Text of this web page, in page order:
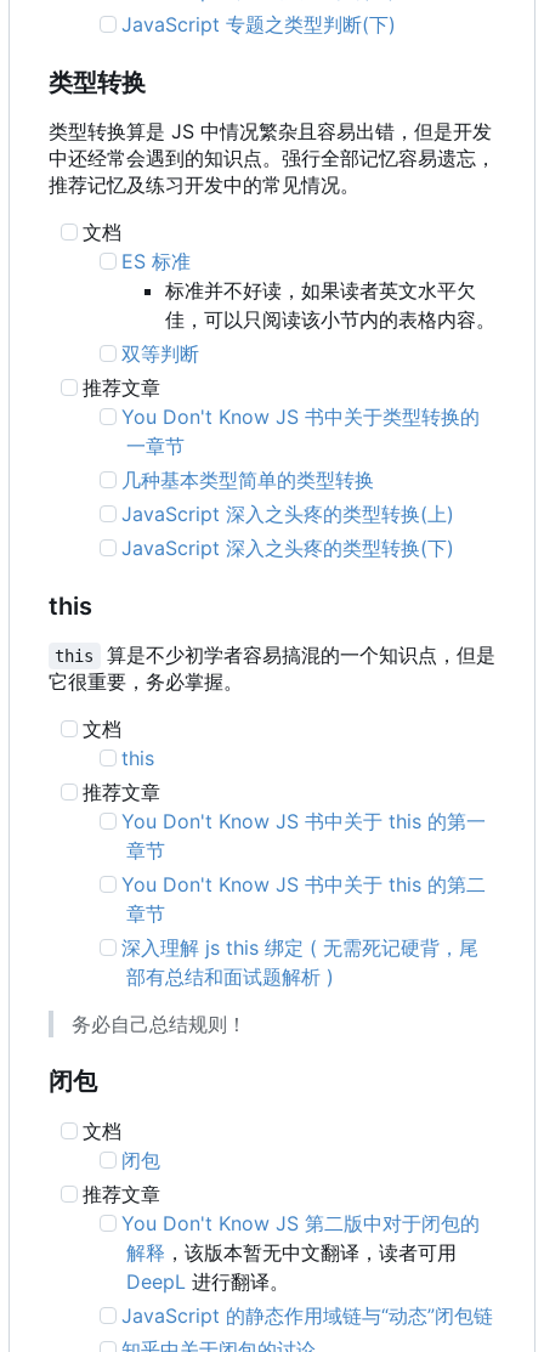
JavaScript 专题之类型判断(下)
类型转换
类型转换算是 JS 中情况繁杂且容易出错，但是开发
中还经常会遇到的知识点。强行全部记忆容易遗忘，
推荐记忆及练习开发中的常见情况。
文档
ES 标准
标准并不好读，如果读者英文水平欠
佳，可以只阅读该小节内的表格内容。
双等判断
推荐文章
You Don't Know JS 书中关于类型转换的
一章节
几种基本类型简单的类型转换
JavaScript 深入之头疼的类型转换(上)
JavaScript 深入之头疼的类型转换(下)
this
this
算是不少初学者容易搞混的一个知识点，但是
它很重要，务必掌握。
文档
this
推荐文章
You Don't Know JS 书中关于 this 的第一
章节
You Don't Know JS 书中关于 this 的第二
章节
深入理解 js this 绑定 ( 无需死记硬背，尾
部有总结和面试题解析 )
务必自己总结规则！
闭包
文档
闭包
推荐文章
You Don't Know JS 第二版中对于闭包的
解释 ，该版本暂无中文翻译，读者可用
DeepL 进行翻译。
JavaScript 的静态作用域链与“动态”闭包链